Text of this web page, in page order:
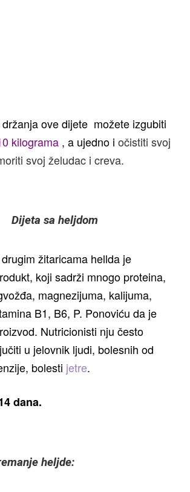
ove dijete možete izgubiti
kilograma , a ujedno i očistiti svoj
svoj želudac i creva.
Dijeta sa heljdom
žitaricama hellda je
koji sadrži mnogo proteina,
magnezijuma, kalijuma,
B1, B6, P. Ponoviću da je
Nutricionisti nju često
u jelovnik ljudi, bolesnih od
bolesti jetre.
dana.
heljde: